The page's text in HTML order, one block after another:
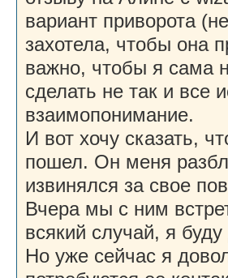
вариант приворота
захотела, чтобы она
важно, чтобы я сама
сделать не так и все
взаимопонимание.
И вот хочу сказать,
пошел. Он меня
извинялся за свое
Вчера мы с ним
всякий случай, я
Но уже сейчас я